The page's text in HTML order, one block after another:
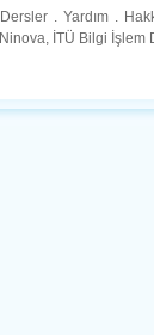
Dersler . Yardım .
Ninova, İTÜ Bilgi İşlem